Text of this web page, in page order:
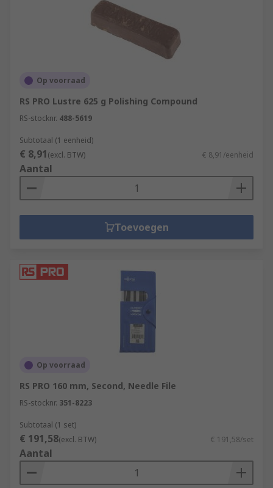
Op voorraad
RS PRO Lustre 625 g Polishing Compound
RS-stocknr. 488-5619
Subtotaal (1 eenheid)
€ 8,91(excl. BTW) € 8,91/eenheid
Aantal
Toevoegen
Op voorraad
RS PRO 160 mm, Second, Needle File
RS-stocknr. 351-8223
Subtotaal (1 set)
€ 191,58(excl. BTW) € 191,58/set
Aantal